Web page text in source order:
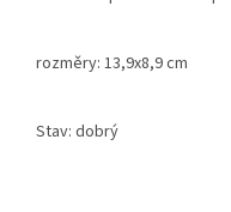
rozměry: 13,9x8,9 cm
Stav: dobrý